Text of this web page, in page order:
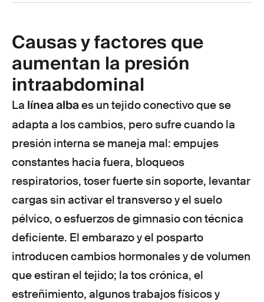
Causas y factores que
aumentan la presión
intraabdominal
La línea albaes un tejido conectivo que se
adapta a los cambios, pero sufre cuando la
presión interna se maneja mal: empujes
constantes hacia fuera, bloqueos
respiratorios, toser fuerte sin soporte, levantar
cargas sin activar el transverso y el suelo
pélvico, o esfuerzos de gimnasio con técnica
deficiente. El embarazo y el posparto
introducen cambios hormonales y de volumen
que estiran el tejido; la tos crónica, el
estreñimiento, algunos trabajos físicos y